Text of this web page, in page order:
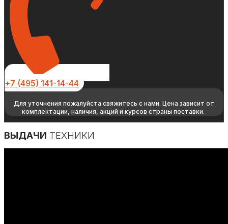
+7 (495) 141-14-44
Для уточнения пожалуйста свяжитесь с нами. Цена зависит от
комплектации, наличия, акций и курсов страны поставки.
ВЫДАЧИ ТЕХНИКИ